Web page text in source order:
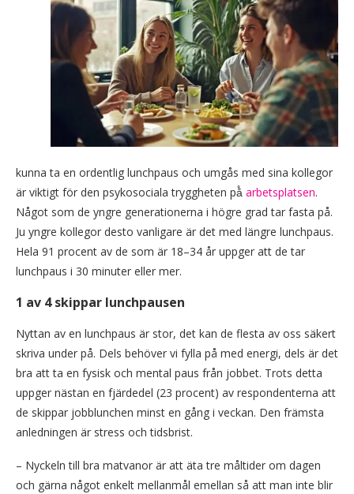
kunna ta en ordentlig lunchpaus och umgås med sina kollegor
är viktigt för den psykosociala tryggheten på̊ arbetsplatsen.
Något som de yngre generationerna i högre grad tar fasta på.
Ju yngre kollegor desto vanligare är det med längre lunchpaus.
Hela 91 procent av de som är 18–34 år uppger att de tar
lunchpaus i 30 minuter eller mer.
1 av 4 skippar lunchpausen
Nyttan av en lunchpaus är stor, det kan de flesta av oss säkert
skriva under på. Dels behöver vi fylla på med energi, dels är det
bra att ta en fysisk och mental paus från jobbet. Trots detta
uppger nästan en fjärdedel (23 procent) av respondenterna att
de skippar jobblunchen minst en gång i veckan. Den främsta
anledningen är stress och tidsbrist.
– Nyckeln till bra matvanor är att äta tre måltider om dagen
och gärna något enkelt mellanmål emellan så att man inte blir